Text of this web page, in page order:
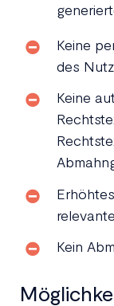
Keine
des
Keine
Kein